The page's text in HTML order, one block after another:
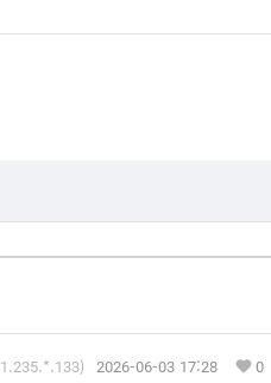
2026-06-03 17:28 0